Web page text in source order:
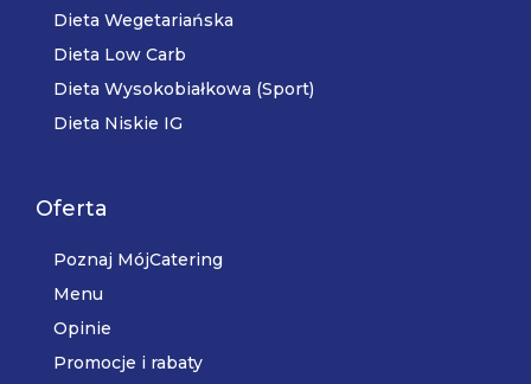
Dieta Wegetariańska
Dieta Low Carb
Dieta Wysokobiałkowa (Sport)
Dieta Niskie IG
Oferta
Poznaj MójCatering
Menu
Opinie
Promocje i rabaty